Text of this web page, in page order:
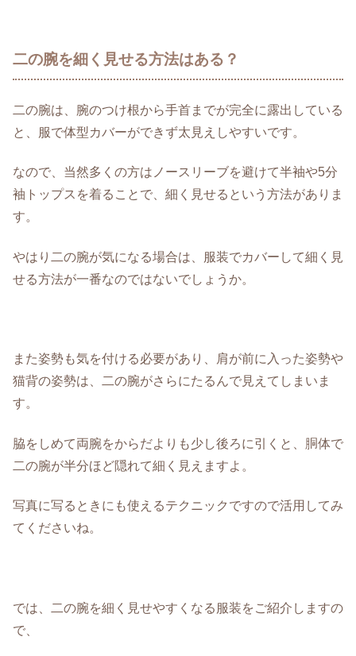
二の腕を細く見せる方法はある？
二の腕は、腕のつけ根から手首までが完全に露出している
と、服で体型カバーができず太見えしやすいです。
なので、当然多くの方はノースリーブを避けて半袖や5分
袖トップスを着ることで、細く見せるという方法がありま
す。
やはり二の腕が気になる場合は、服装でカバーして細く見
せる方法が一番なのではないでしょうか。
また姿勢も気を付ける必要があり、肩が前に入った姿勢や
猫背の姿勢は、二の腕がさらにたるんで見えてしまいま
す。
脇をしめて両腕をからだよりも少し後ろに引くと、胴体で
二の腕が半分ほど隠れて細く見えますよ。
写真に写るときにも使えるテクニックですので活用してみ
てくださいね。
では、二の腕を細く見せやすくなる服装をご紹介しますの
で、